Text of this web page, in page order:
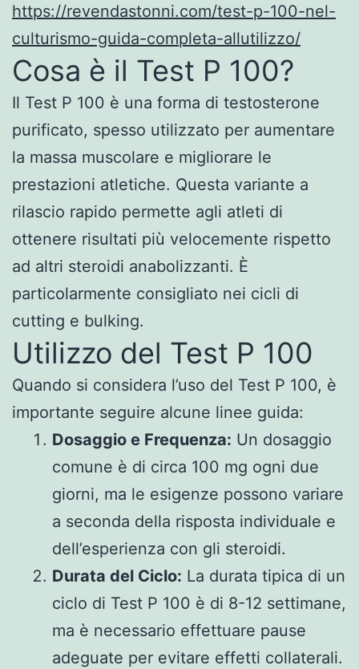
https://revendastonni.com/test-p-100-nel-
culturismo-guida-completa-allutilizzo/
Cosa è il Test P 100?
Il Test P 100 è una forma di testosterone
purificato, spesso utilizzato per aumentare
la massa muscolare e migliorare le
prestazioni atletiche. Questa variante a
rilascio rapido permette agli atleti di
ottenere risultati più velocemente rispetto
ad altri steroidi anabolizzanti. È
particolarmente consigliato nei cicli di
cutting e bulking.
Utilizzo del Test P 100
Quando si considera l’uso del Test P 100, è
importante seguire alcune linee guida:
Dosaggio e Frequenza: Un dosaggio
comune è di circa 100 mg ogni due
giorni, ma le esigenze possono variare
a seconda della risposta individuale e
dell’esperienza con gli steroidi.
Durata del Ciclo: La durata tipica di un
ciclo di Test P 100 è di 8-12 settimane,
ma è necessario effettuare pause
adeguate per evitare effetti collaterali.